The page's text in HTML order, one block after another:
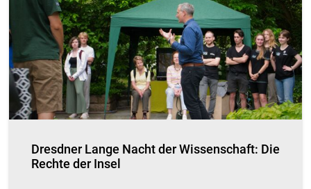
Dresdner Lange Nacht der Wissenschaft: Die
Rechte der Insel